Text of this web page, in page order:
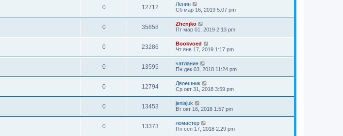
0 12712
Ленин
Сб мар 16, 2019 5:07 pm
0 35858
Zhenjko
Пт мар 01, 2019 2:13 pm
0 23286
Bookvoed
Чт янв 17, 2019 1:17 pm
0 13595
чатланин
Пн дек 03, 2018 11:24 pm
0 12794
Двоешник
Ср окт 31, 2018 3:59 pm
0 13453
jeniajuk
Вт окт 16, 2018 1:57 pm
0 13373
ломастер
Пн сен 17, 2018 2:29 pm